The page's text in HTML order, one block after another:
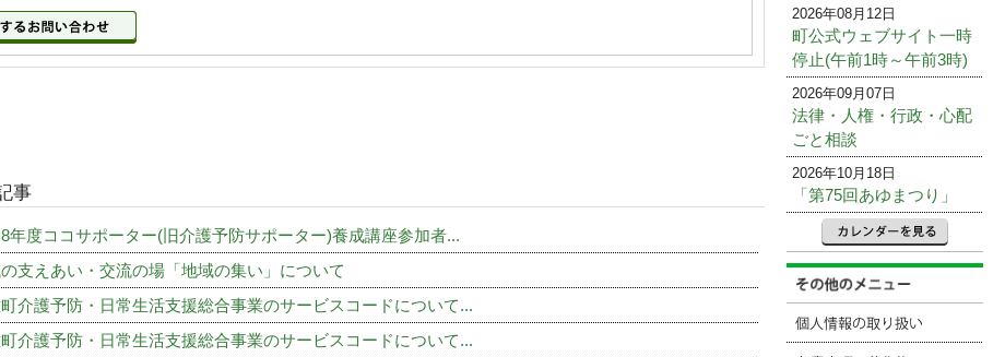
事
年度ココサポーター(旧介護予防サポーター)養成講座参加者...
支えあい・交流の場「地域の集い」について
介護予防・日常生活支援総合事業のサービスコードについて...
介護予防・日常生活支援総合事業のサービスコードについて...
2026年08月12日
町公式ウェブサイト一時
停止(午前1時～午前3時)
2026年09月07日
法律・人権・行政・心配
ごと相談
2026年10月18日
「第75回あゆまつり」